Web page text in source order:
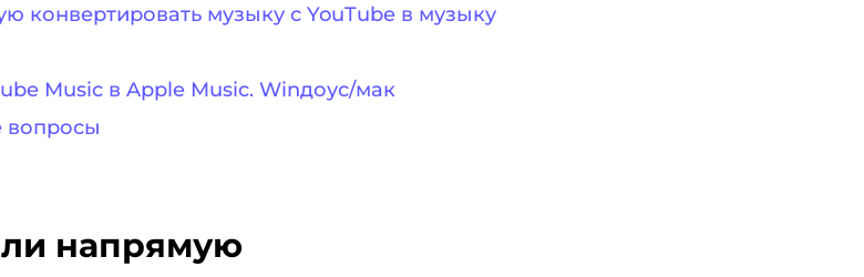
конвертировать музыку с YouTube в музыку
Music в Apple Music. Winдоус/мак
вопросы
напрямую